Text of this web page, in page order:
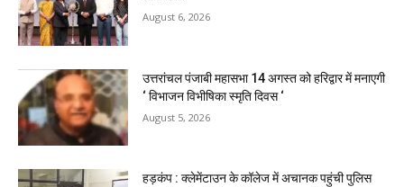
August 6, 2026
उत्तरांचल पंजाबी महासभा 14 अगस्त को हरिद्वार में मनाएगी
‘ विभाजन विभीषिका स्मृति दिवस ‘
August 5, 2026
हड़कंप : क्लेमेंटाउन के कॉलेज में अचानक पहुंची पुलिस